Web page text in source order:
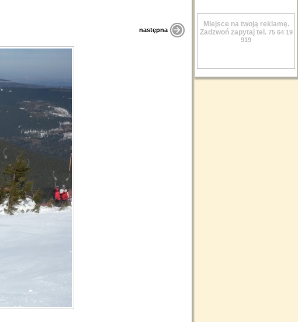
następna
Miejsce na twoją reklamę.
Zadzwoń zapytaj tel. 75 64 19
919